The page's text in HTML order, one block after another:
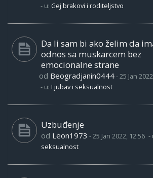
- u: Gej brakovi i roditeljstvo
Da li sam bi ako želim da
odnos sa muskarcem bez
emocionalne strane
od Beogradjanin0444-25 Jan
- u: Ljubav i seksualnost
Uzbuđenje
od Leon1973 -25 Jan 2022, 12:56 -
seksualnost